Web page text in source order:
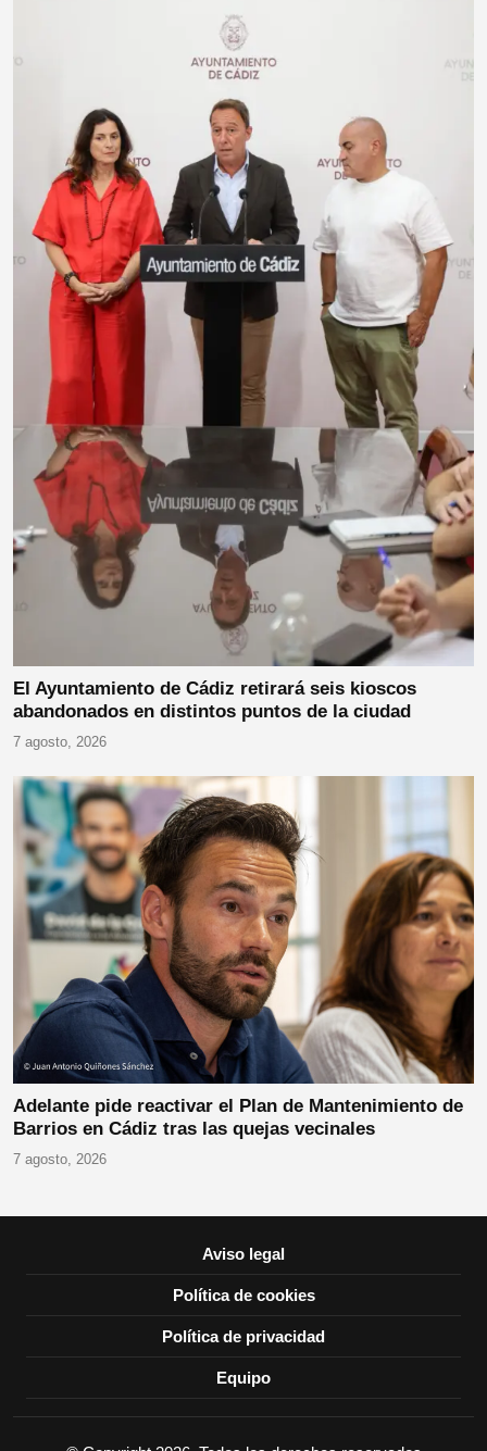
El Ayuntamiento de Cádiz retirará seis kioscos
abandonados en distintos puntos de la ciudad
7 agosto, 2026
Adelante pide reactivar el Plan de Mantenimiento de
Barrios en Cádiz tras las quejas vecinales
7 agosto, 2026
Aviso legal
Política de cookies
Política de privacidad
Equipo